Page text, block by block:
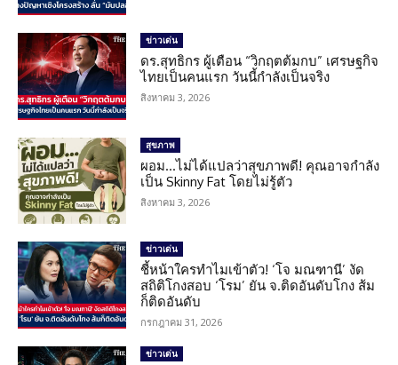
ข่าวเด่น
ดร.สุทธิกร ผู้เตือน “วิกฤตต้มกบ” เศรษฐกิจ
ไทยเป็นคนแรก วันนี้กำลังเป็นจริง
สิงหาคม 3, 2026
สุขภาพ
ผอม…ไม่ได้แปลว่าสุขภาพดี! คุณอาจกำลัง
เป็น Skinny Fat โดยไม่รู้ตัว
สิงหาคม 3, 2026
ข่าวเด่น
ชี้หน้าใครทำไมเข้าตัว! ‘โจ มณฑานี’ งัด
สถิติโกงสอบ ‘โรม’ ยัน จ.ติดอันดับโกง ส้ม
ก็ติดอันดับ
กรกฎาคม 31, 2026
ข่าวเด่น